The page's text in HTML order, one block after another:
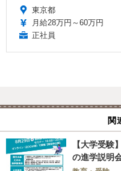
東京都
月給28万円～60万円
正社員
関
【大学受験
の進学説明